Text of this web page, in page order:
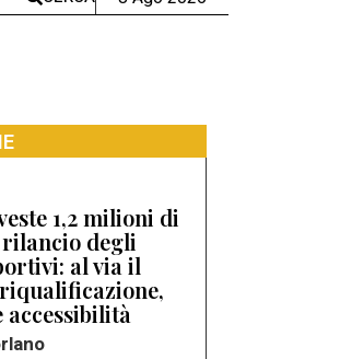
1,2 milioni di
degli
al via il
accessibilità